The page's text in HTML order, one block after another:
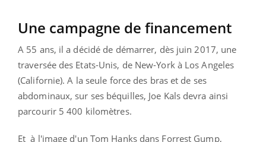
Une campagne de financement
A 55 ans, il a décidé de démarrer, dès juin 2017, une
traversée des Etats-Unis, de New-York à Los Angeles
(Californie). A la seule force des bras et de ses
abdominaux, sur ses béquilles, Joe Kals devra ainsi
parcourir 5 400 kilomètres.
Et à l'image d'un Tom Hanks dans Forrest Gump,